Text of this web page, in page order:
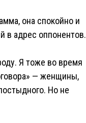
она спокойно и
в адрес оппонентов.
Я тоже во время
— женщины,
Но не